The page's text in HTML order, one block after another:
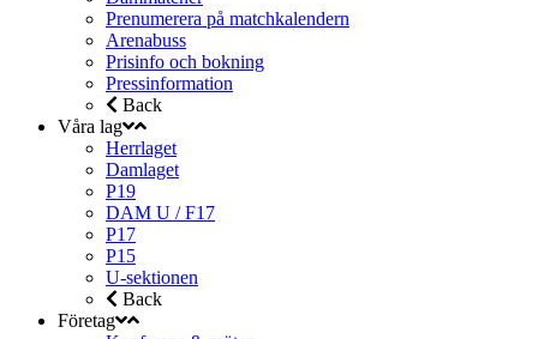
Prenumerera på matchkalendern
Arenabuss
Prisinfo och bokning
Pressinformation
Back
Våra lag
Herrlaget
Damlaget
P19
DAM U / F17
P17
P15
U-sektionen
Back
Företag